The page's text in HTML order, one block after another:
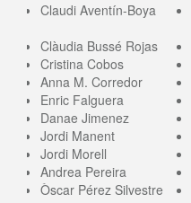
Claudi Aventín-Boya
Clàudia Bussé Rojas
Cristina Cobos
Anna M. Corredor
Enric Falguera
Danae Jimenez
Jordi Manent
Jordi Morell
Andrea Pereira
Òscar Pérez Silvestre